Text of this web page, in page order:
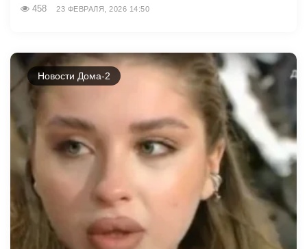
458 23 ФЕВРАЛЯ, 2026 14:50
Новости Дома-2